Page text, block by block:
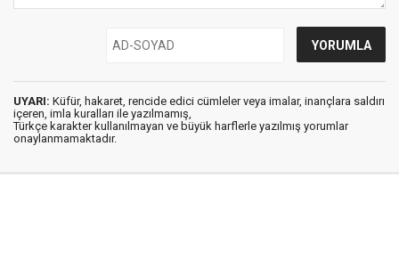
UYARI: Küfür, hakaret, rencide edici cümleler veya imalar, inançlara saldırı
içeren, imla kuralları ile yazılmamış,
Türkçe karakter kullanılmayan ve büyük harflerle yazılmış yorumlar
onaylanmamaktadır.